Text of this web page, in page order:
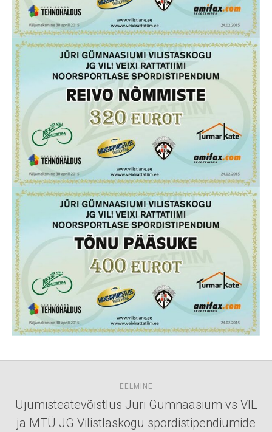
EELMINE
Ujumisteatevõistlus Jüri Gümnaasium vs VIL
ja MTÜ JG Vilistlaskogu spordistipendiumide